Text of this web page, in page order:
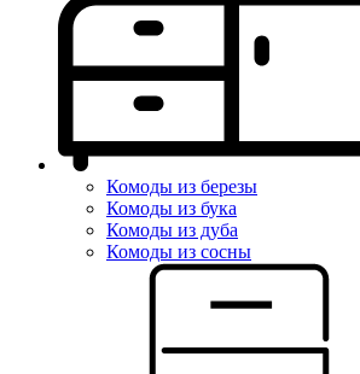
Комоды из березы
Комоды из бука
Комоды из дуба
Комоды из сосны